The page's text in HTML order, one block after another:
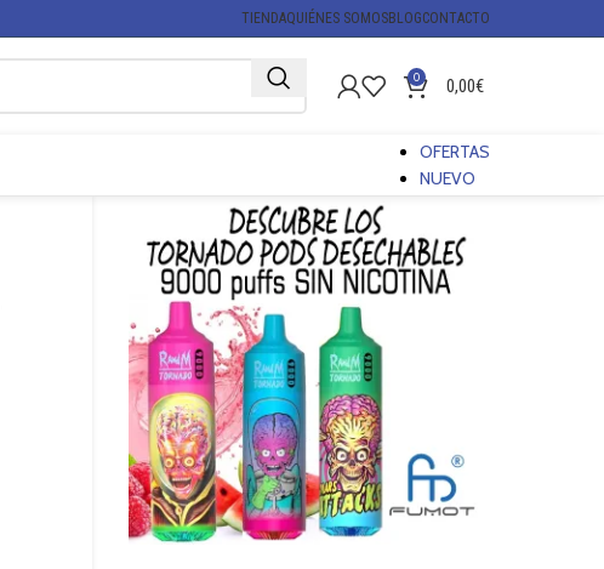
TIENDAQUIÉNES SOMOSBLOGCONTACTO
0 0,00€
OFERTAS
NUEVO